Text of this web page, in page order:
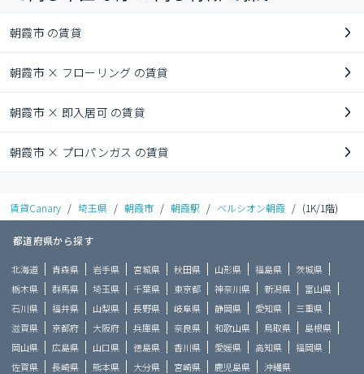
朝霞市 の賃貸
朝霞市 × フローリング の賃貸
朝霞市 × 即入居可 の賃貸
朝霞市 × プロパンガス の賃貸
賃貸Canary / 埼玉県 / 朝霞市 / 朝霞駅 / ベルシオン朝霞 / (1K/1階)
都道府県から探す
北海道 青森県 岩手県 宮城県 秋田県 山形県 福島県
茨城県
栃木県
群馬県 埼玉県 千葉県 東京都 神奈川県 新潟県
富山県
石川県
福井県 山梨県 長野県 岐阜県 静岡県 愛知県
三重県
滋賀県
京都府 大阪府 兵庫県 奈良県 和歌山県 鳥取県
島根県
岡山県
広島県 山口県 徳島県 香川県 愛媛県 高知県
福岡県
佐賀県
長崎県 熊本県 大分県 宮崎県 鹿児島県 沖縄県